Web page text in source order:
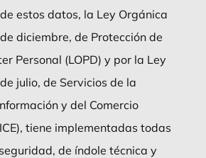
estos datos, la Ley Orgánica
diciembre, de Protección de
Personal (LOPD) y por la Ley
julio, de Servicios de la
y del Comercio
tiene implementadas todas
de índole técnica y